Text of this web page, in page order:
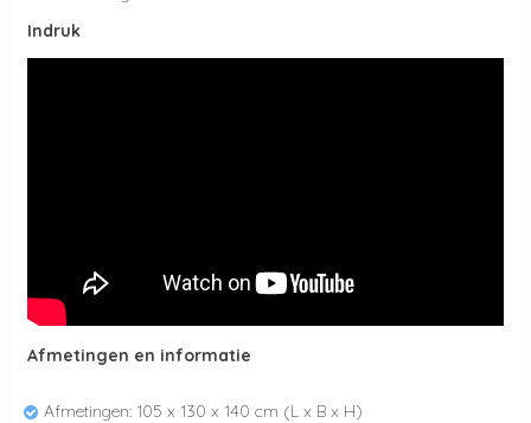
Indruk
Afmetingen en informatie
Afmetingen: 105 x 130 x 140 cm (L x B x H)